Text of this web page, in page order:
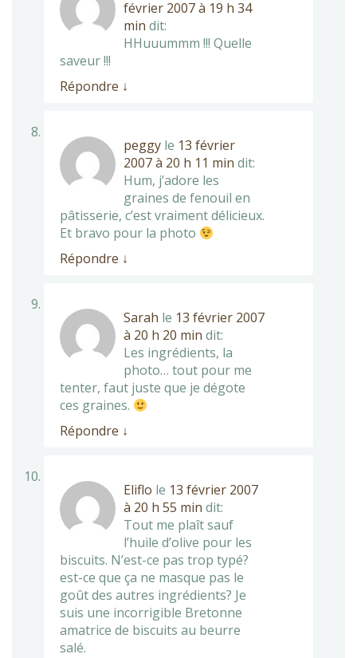
février 2007 à 19 h 34
min dit:
HHuuummm !!! Quelle
saveur !!!
Répondre ↓
peggy le 13 février
2007 à 20 h 11 min dit:
Hum, j’adore les
graines de fenouil en
pâtisserie, c’est vraiment délicieux.
Et bravo pour la photo
Répondre ↓
Sarah le 13 février 2007
à 20 h 20 min dit:
Les ingrédients, la
photo… tout pour me
tenter, faut juste que je dégote
ces graines.
Répondre ↓
Eliflo le 13 février 2007
à 20 h 55 min dit:
Tout me plaît sauf
l’huile d’olive pour les
biscuits. N’est-ce pas trop typé?
est-ce que ça ne masque pas le
goût des autres ingrédients? Je
suis une incorrigible Bretonne
amatrice de biscuits au beurre
salé.